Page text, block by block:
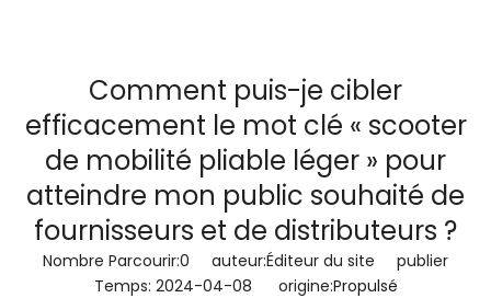
Comment puis-je cibler
efficacement le mot clé « scooter
de mobilité pliable léger » pour
atteindre mon public souhaité de
fournisseurs et de distributeurs ?
Nombre Parcourir:0 auteur:Éditeur du site publier
Temps: 2024-04-08 origine:Propulsé